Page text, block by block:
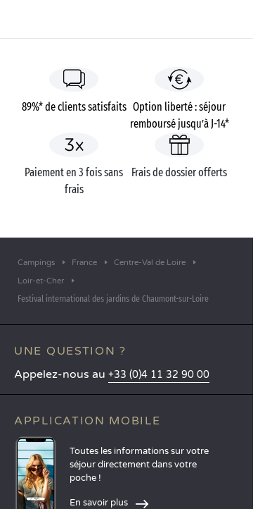
89%* de clients satisfaits Option liberté : séjour
remboursé jusqu’à J-14*
Paiement en 3 fois sans
frais
Frais de dossier offerts
Campings France
Centre-Val de Loire
Loir-et-Cher
Festival international des jardins de Chaumont-sur-Loire
UNE QUESTION ?
Appelez-nous au +33 (0)4 11 32 90 00
APPLICATION MOBILE
Toutes les informations sur votre
séjour directement dans votre
poche !
En savoir plus